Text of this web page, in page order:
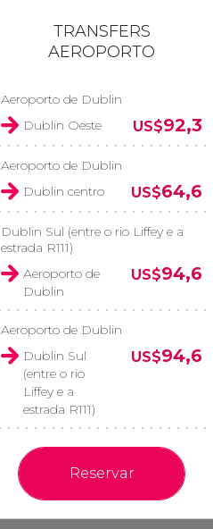
TRANSFERS
AEROPORTO
Aeroporto de Dublin
Dublin Oeste
US$92,3
Aeroporto de Dublin
Dublin centro
US$64,6
Dublin Sul (entre o rio Liffey e a
estrada R111)
Aeroporto de
Dublin
US$94,6
Aeroporto de Dublin
Dublin Sul
(entre o rio
Liffey e a
estrada R111)
US$94,6
Reservar